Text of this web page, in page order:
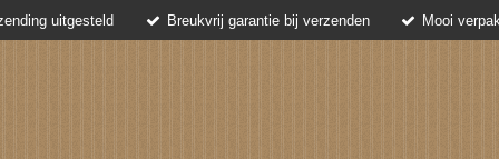
uitgesteld Breukvrij garantie bij verzenden Mooi